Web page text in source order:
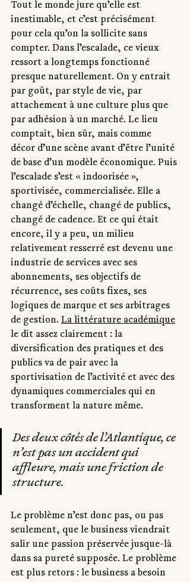
Tout le monde jure qu’elle est
inestimable, et c’est précisément
pour cela qu’on la sollicite sans
compter. Dans l’escalade, ce vieux
ressort a longtemps fonctionné
presque naturellement. On y entrait
par goût, par style de vie, par
attachement à une culture plus que
par adhésion à un marché. Le lieu
comptait, bien sûr, mais comme
décor d’une scène avant d’être l’unité
de base d’un modèle économique. Puis
l’escalade s’est « indoorisée »,
sportivisée, commercialisée. Elle a
changé d’échelle, changé de publics,
changé de cadence. Et ce qui était
encore, il y a peu, un milieu
relativement resserré est devenu une
industrie de services avec ses
abonnements, ses objectifs de
récurrence, ses coûts fixes, ses
logiques de marque et ses arbitrages
de gestion. La littérature académique
le dit assez clairement : la
diversification des pratiques et des
publics va de pair avec la
sportivisation de l’activité et avec des
dynamiques commerciales qui en
transforment la nature même.
Des deux côtés de l’Atlantique, ce
n’est pas un accident qui
affleure, mais une friction de
structure.
Le problème n’est donc pas, ou pas
seulement, que le business viendrait
salir une passion préservée jusque-là
dans sa pureté supposée. Le problème
est plus retors : le business a besoin